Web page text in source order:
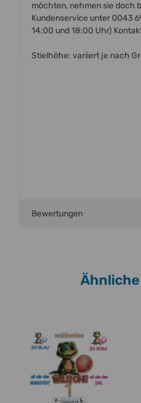
möchten, nehmen sie doch
Kundenservice unter 0043
14:00 und 18:00 Uhr)
Stielhöhe: variiert je nach
Bewertungen